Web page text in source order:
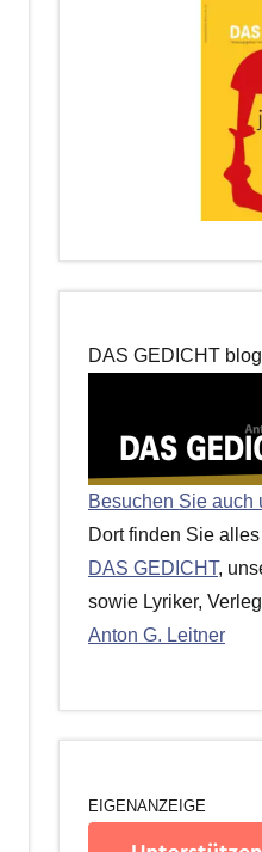
DAS GEDICHT
Besuchen Sie auch
Dort finden Sie
DAS GEDICHT,
sowie Lyriker,
Anton G. Leitner
EIGENANZEIGE